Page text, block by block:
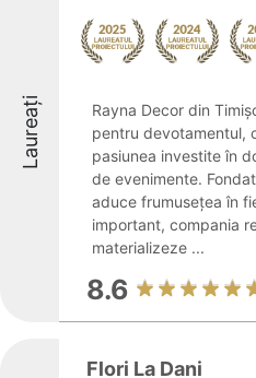
Laureați
Rayna Decor din
pentru devotamentul,
pasiunea investite în
de evenimente.
aduce frumusețea în
important, compania
materializeze ...
8.6
Flori La Dani